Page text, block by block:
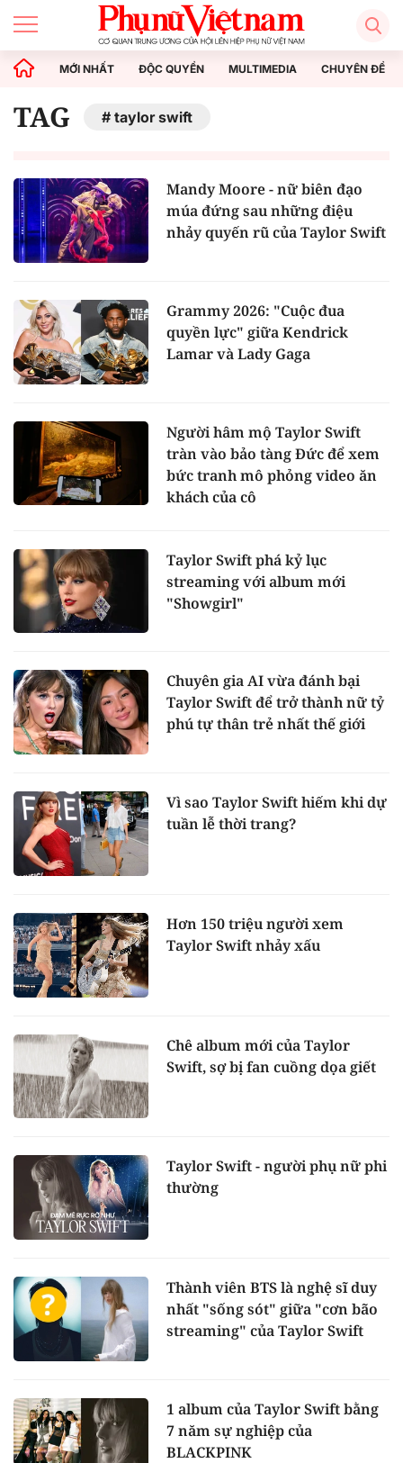
MỚI NHẤT ĐỘC QUYỀN MULTIMEDIA CHUYÊN ĐỀ
TAG taylor swift
Mandy Moore - nữ biên đạo
múa đứng sau những điệu
nhảy quyến rũ của Taylor Swift
Grammy 2026: "Cuộc đua
quyền lực" giữa Kendrick
Lamar và Lady Gaga
Người hâm mộ Taylor Swift
tràn vào bảo tàng Đức để xem
bức tranh mô phỏng video ăn
khách của cô
Taylor Swift phá kỷ lục
streaming với album mới
"Showgirl"
Chuyên gia AI vừa đánh bại
Taylor Swift để trở thành nữ tỷ
phú tự thân trẻ nhất thế giới
Vì sao Taylor Swift hiếm khi dự
tuần lễ thời trang?
Hơn 150 triệu người xem
Taylor Swift nhảy xấu
Chê album mới của Taylor
Swift, sợ bị fan cuồng dọa giết
Taylor Swift - người phụ nữ phi
thường
Thành viên BTS là nghệ sĩ duy
nhất "sống sót" giữa "cơn bão
streaming" của Taylor Swift
1 album của Taylor Swift bằng
7 năm sự nghiệp của
BLACKPINK